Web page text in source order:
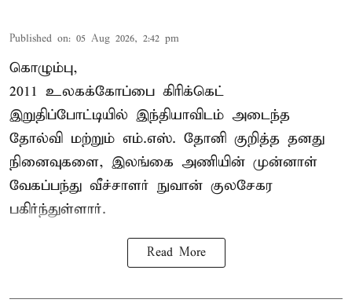
Published on: 05 Aug 2026, 2:42 pm
கொழும்பு,
2011 உலகக்கோப்பை கிரிக்கெட்
இறுதிப்போட்டியில் இந்தியாவிடம் அடைந்த
தோல்வி மற்றும் எம்.எஸ். தோனி குறித்த தனது
நினைவுகளை, இலங்கை அணியின் முன்னாள்
வேகப்பந்து வீச்சாளர் நுவான் குலசேகர
பகிர்ந்துள்ளார்.
Read More